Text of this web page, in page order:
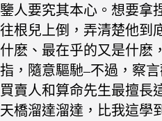
鑒人要究其本心。想要拿
往根兒上倒，弄清楚他到
什麽、最在乎的又是什麽
指，隨意驅馳–不過，察
買賣人和算命先生最擅長
天橋溜達溜達，比我這學